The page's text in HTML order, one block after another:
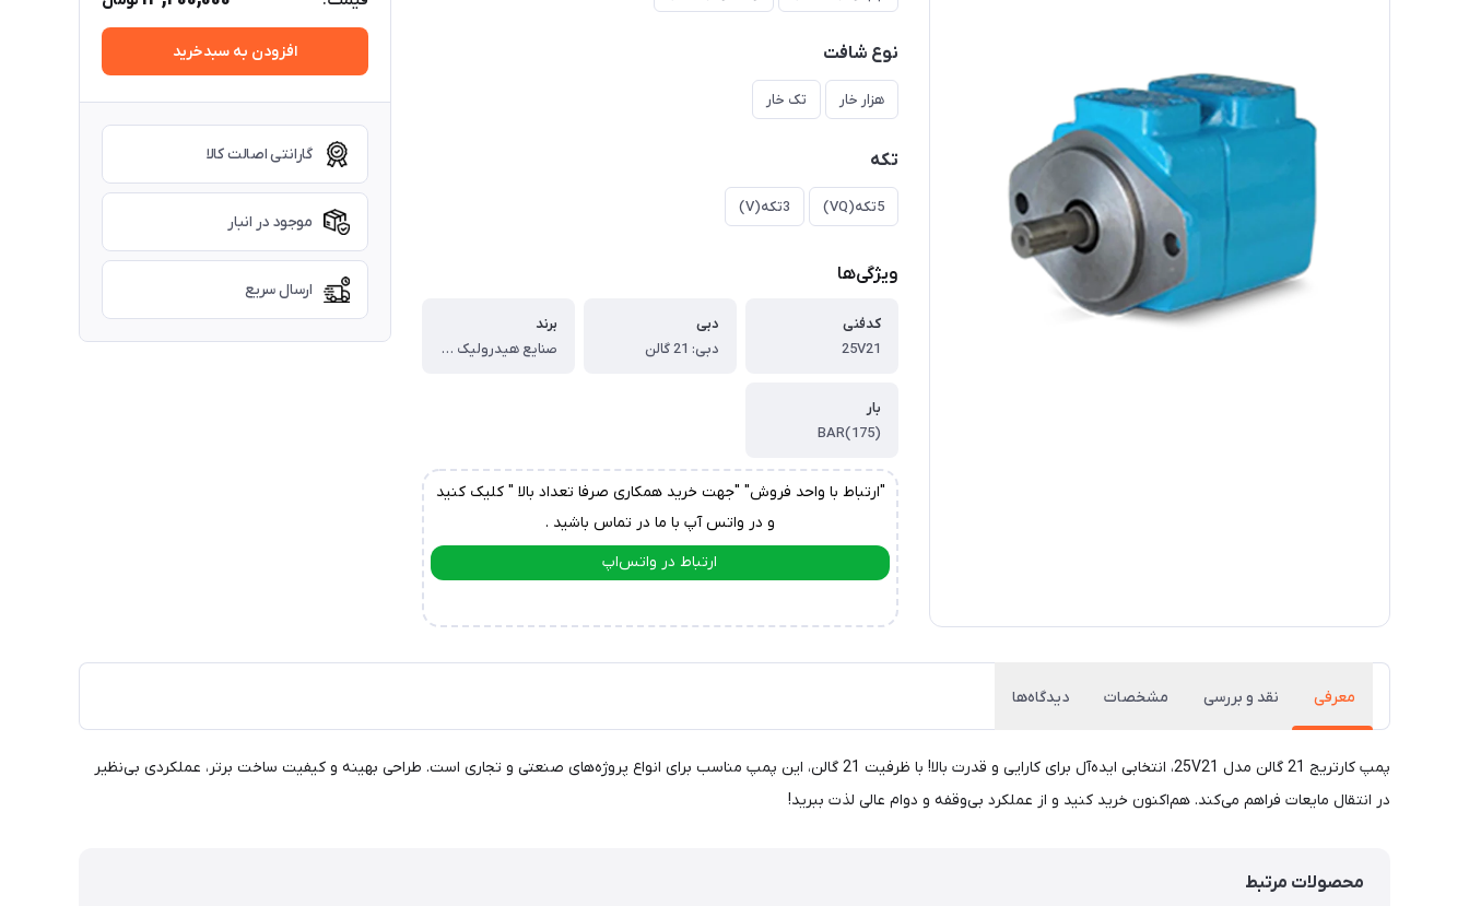
نوع شافت
هزار خار تک خار
تکه
5تکه(VQ) 3تکه(V)
ویژگی‌ها
کدفنی
25V21
دبی
دبی: 21 گالن
برند
صنایع هیدرولیک ایرانیان
بار
(175)BAR
"ارتباط با واحد فروش" "جهت خرید همکاری صرفا تعداد بالا " کلیک کنید
و در واتس آپ با ما در تماس باشید .
ارتباط در واتس‌اپ
افزودن به سبدخرید
گارانتی اصالت کالا
موجود در انبار
ارسال سریع
معرفی نقد و بررسی مشخصات دیدگاه‌ها
پمپ کارتریج 21 گالن مدل 25V21، انتخابی ایده‌آل برای کارایی و قدرت بالا! با ظرفیت 21 گالن، این پمپ مناسب برای انواع پروژه‌های صنعتی و تجاری است. طراحی بهینه و کیفیت ساخت برتر، عملکردی بی‌نظیر
در انتقال مایعات فراهم می‌کند. هم‌اکنون خرید کنید و از عملکرد بی‌وقفه و دوام عالی لذت ببرید!
محصولات مرتبط